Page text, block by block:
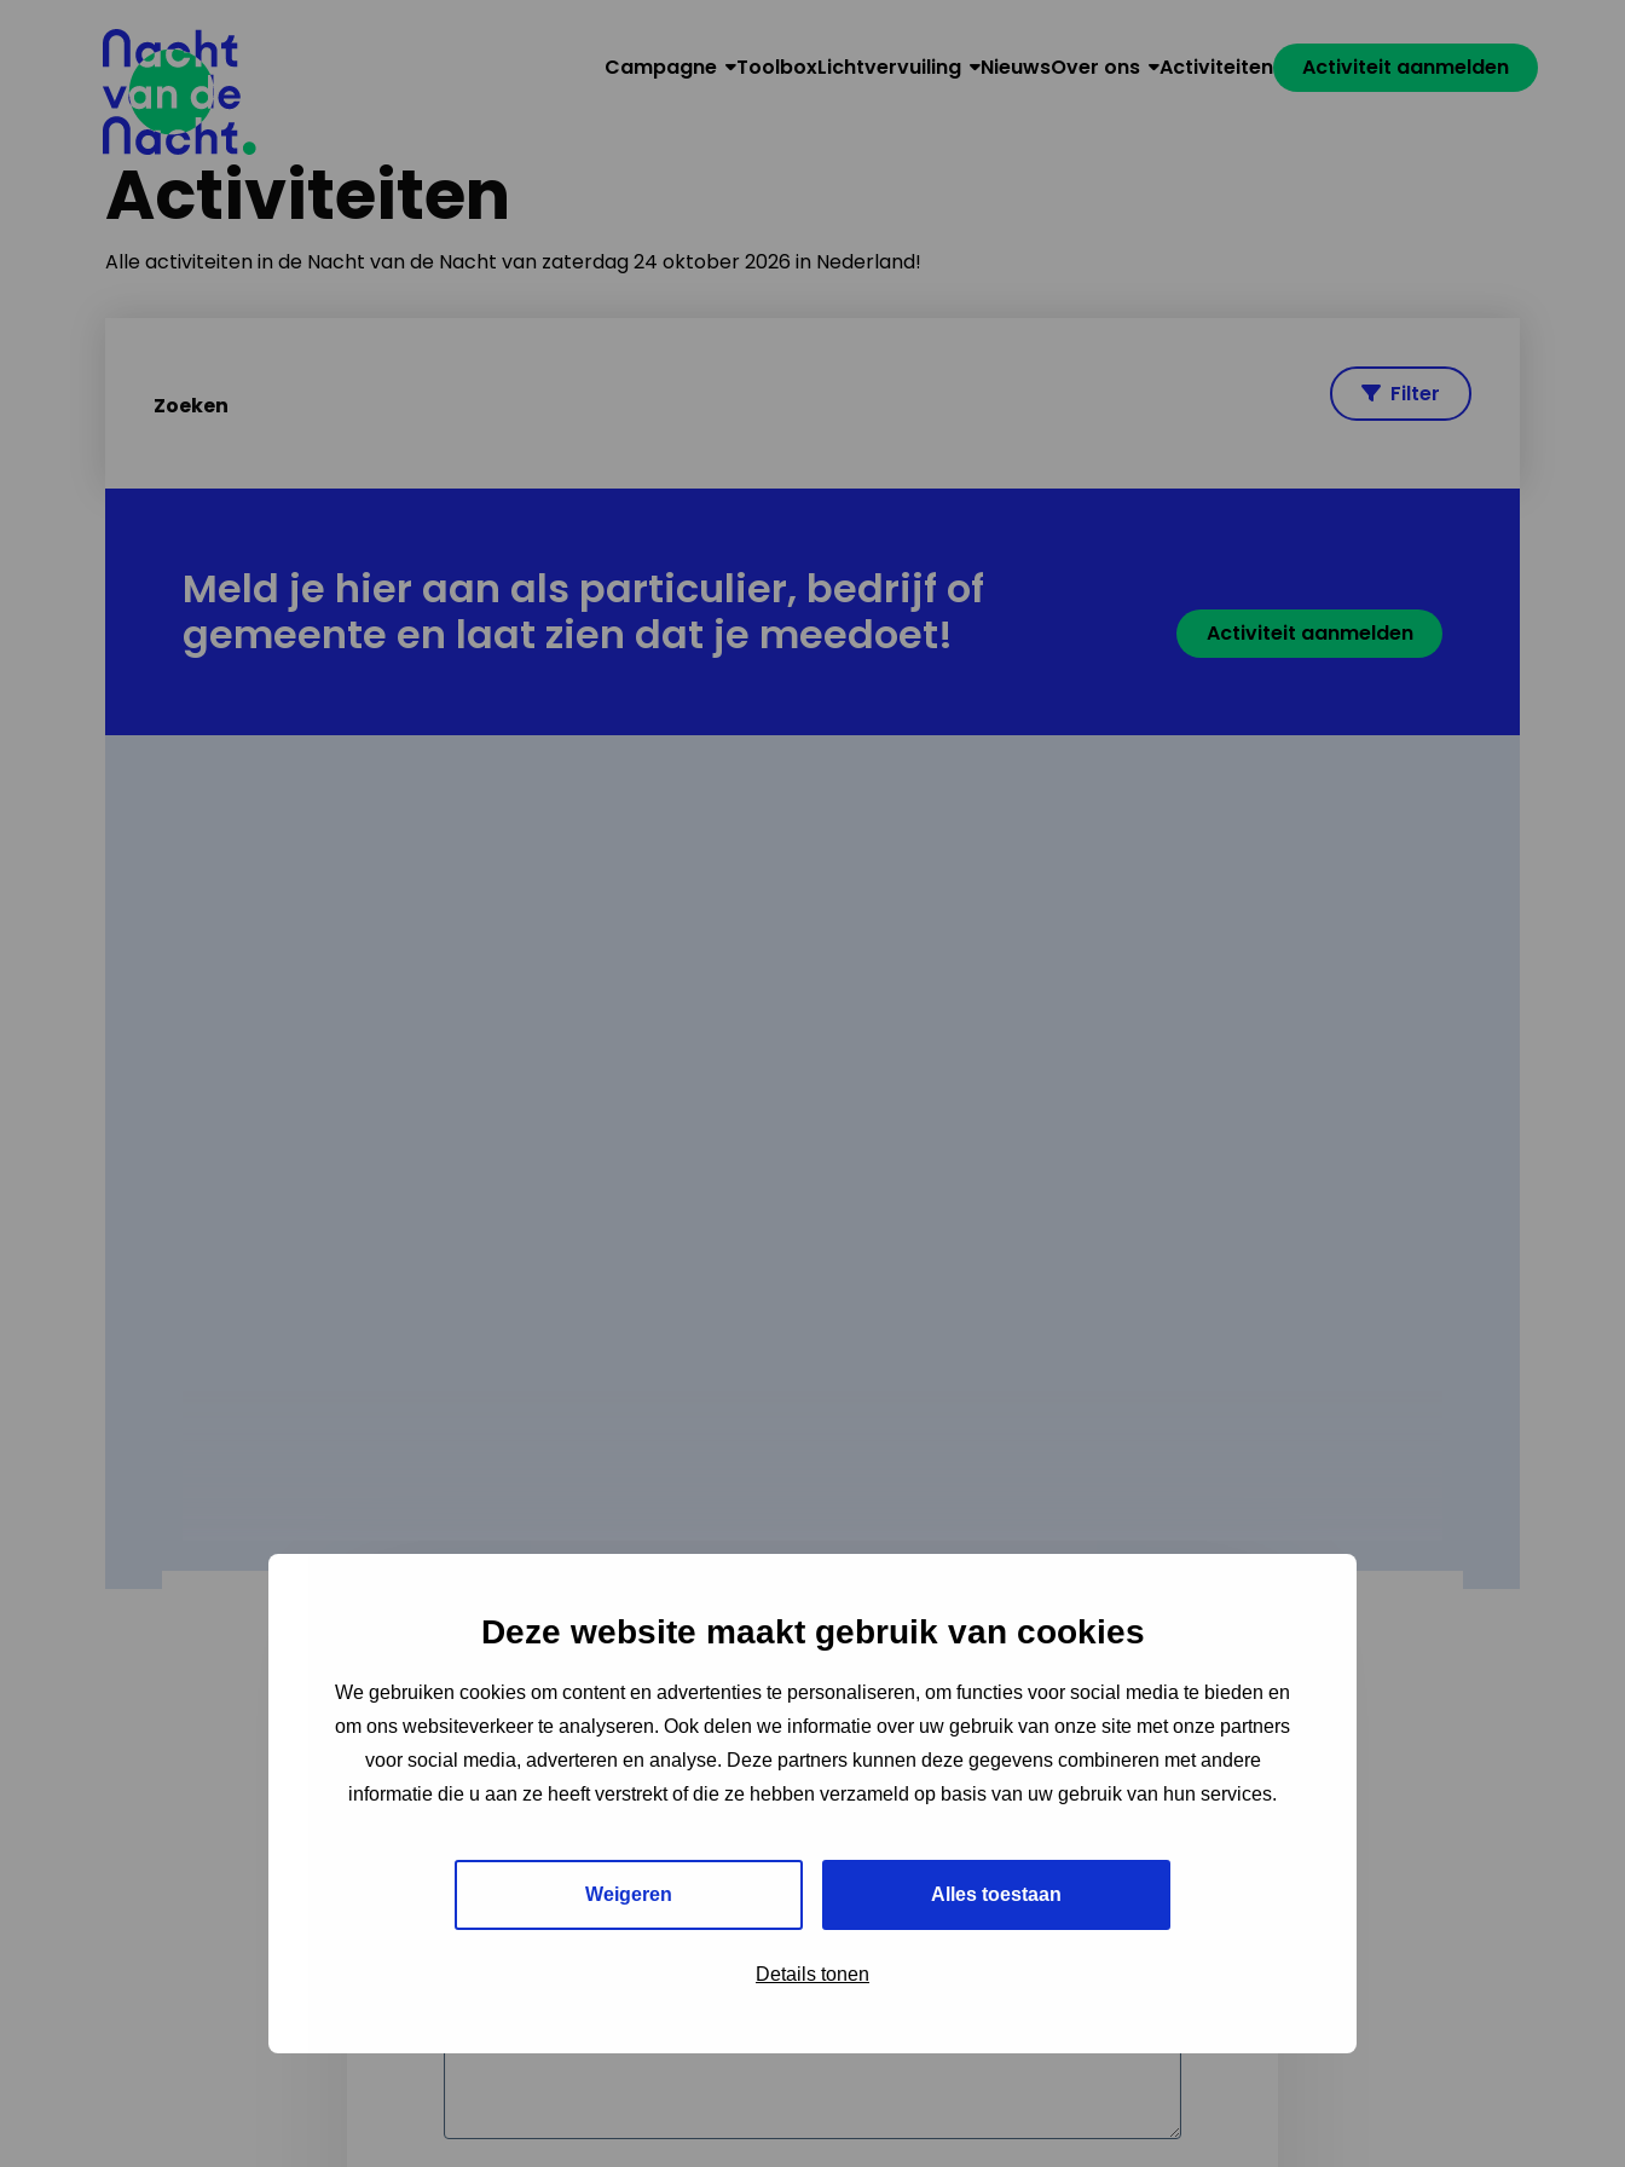
Deze website maakt gebruik van cookies
We gebruiken cookies om content en advertenties te personaliseren, om functies voor social media te bieden en
om ons websiteverkeer te analyseren. Ook delen we informatie over uw gebruik van onze site met onze partners
voor social media, adverteren en analyse. Deze partners kunnen deze gegevens combineren met andere
informatie die u aan ze heeft verstrekt of die ze hebben verzameld op basis van uw gebruik van hun services.
Weigeren Alles toestaan
Details tonen
Campagne ToolboxLichtvervuiling NieuwsOver ons Activiteiten Activiteit aanmelden
Activiteiten
Alle activiteiten in de Nacht van de Nacht van zaterdag 24 oktober 2026 in Nederland!
Zoeken Filter
Meld je hier aan als particulier, bedrijf of
gemeente en laat zien dat je meedoet!
Activiteit aanmelden
"* " geeft vereiste velden aan
1 2
3
Volledige omschrijving*